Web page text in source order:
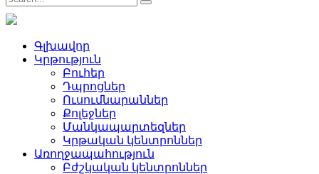
Գլխավոր
Կրթություն
Բուհեր­
Դպրոցներ­
Ուսումնարաններ­
Քոլեջներ­
Մանկապարտեզներ­
Կրթական կենտրոններ­
Առողջապահություն
Բժշկական կենտրոններ­